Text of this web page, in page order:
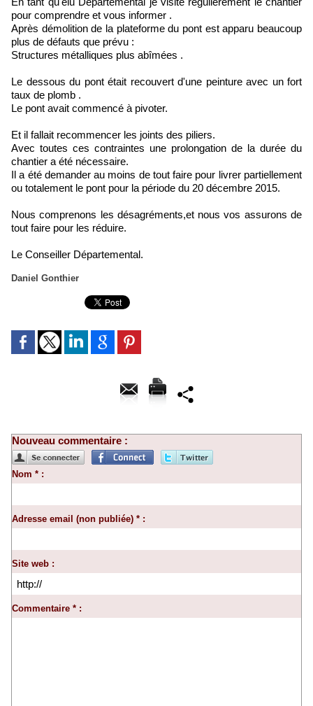
pour comprendre et vous informer .
Après démolition de la plateforme du pont est apparu beaucoup
plus de défauts que prévu :
Structures métalliques plus abîmées .
Le dessous du pont était recouvert d'une peinture avec un fort
taux de plomb .
Le pont avait commencé à pivoter.
Et il fallait recommencer les joints des piliers.
Avec toutes ces contraintes une prolongation de la durée du
chantier a été nécessaire.
Il a été demander au moins de tout faire pour livrer partiellement
ou totalement le pont pour la période du 20 décembre 2015.
Nous comprenons les désagréments,et nous vos assurons de
tout faire pour les réduire.
Le Conseiller Départemental.
Daniel Gonthier
Nouveau commentaire :
Nom * :
Adresse email (non publiée) * :
Site web :
Commentaire * :